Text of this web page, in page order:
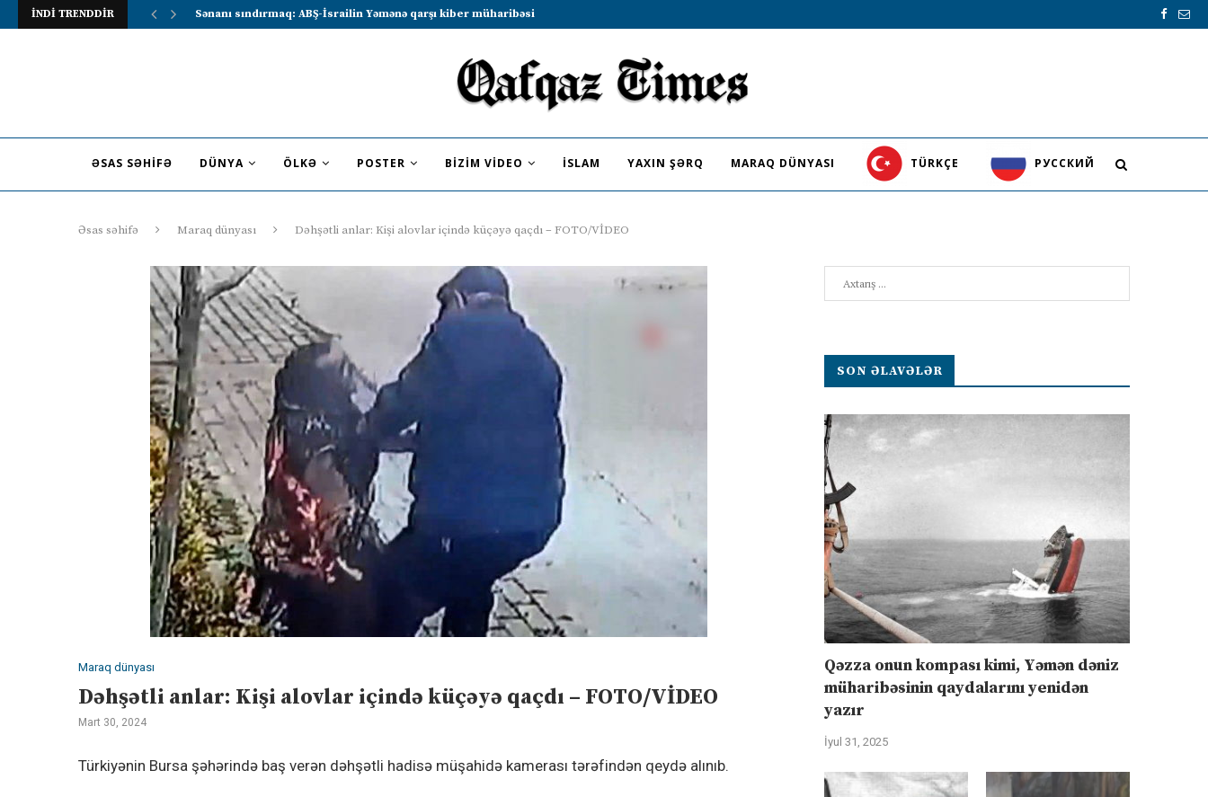
İNDİ TRENDDİR Lavrov Suriya prezidentini Rusiya–Ərəb sammitində iştirak etməyə dəvət...
ƏSAS SƏHIFƏ DÜNYA ÖLKƏ POSTER BIZIM VIDEO İSLAM YAXIN ŞƏRQ MARAQ DÜNYASI TÜRKÇE PУССКИЙ
Əsas səhifə Maraq dünyası Dəhşətli anlar: Kişi alovlar içində küçəyə qaçdı – FOTO/VİDEO
Maraq dünyası
Dəhşətli anlar: Kişi alovlar içində küçəyə qaçdı – FOTO/VİDEO
Mart 30, 2024
Türkiyənin Bursa şəhərində baş verən dəhşətli hadisə müşahidə kamerası tərəfindən qeydə alınıb.
SON ƏLAVƏLƏR
Qəzza onun kompası kimi, Yəmən dəniz
müharibəsinin qaydalarını yenidən
yazır
İyul 31, 2025